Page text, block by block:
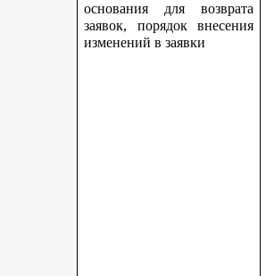
основания для возврата
заявок, порядок внесения
изменений в заявки